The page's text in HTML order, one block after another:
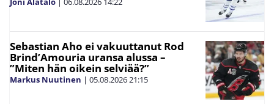
Sebastian Aho ei vakuuttanut Rod
Brind’Amouria uransa alussa –
”Miten hän oikein selviää?”
Markus Nuutinen | 05.08.202621:15